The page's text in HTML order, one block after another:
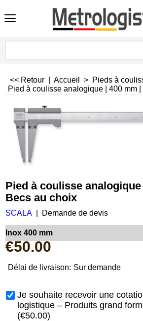
<< Retour Accueil > Pieds à
Pied à coulisse analogique | 400 mm
Pied à coulisse
Becs au choix
SCALA Demande de devis
Inox 400 mm
€50.00
Délai de livraison: Sur demande
Je souhaite recevoir une
logistique – Produits grand
(€50.00)